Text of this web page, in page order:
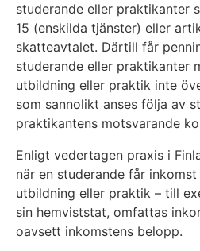
studerande eller praktikanter
15 (enskilda tjänster) eller
skatteavtalet. Därtill får
studerande eller praktikanter
utbildning eller praktik inte
som sannolikt anses följa av
praktikantens motsvarande
Enligt vedertagen praxis i
när en studerande får
utbildning eller praktik – till
sin hemviststat, omfattas
oavsett inkomstens belopp.